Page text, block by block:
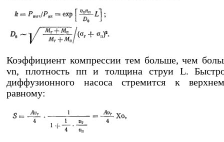
Коэффициент компрессии тем больше, чем
vn, плотность пп и толщина струи L.
диффузионного насоса стремится к
равному: